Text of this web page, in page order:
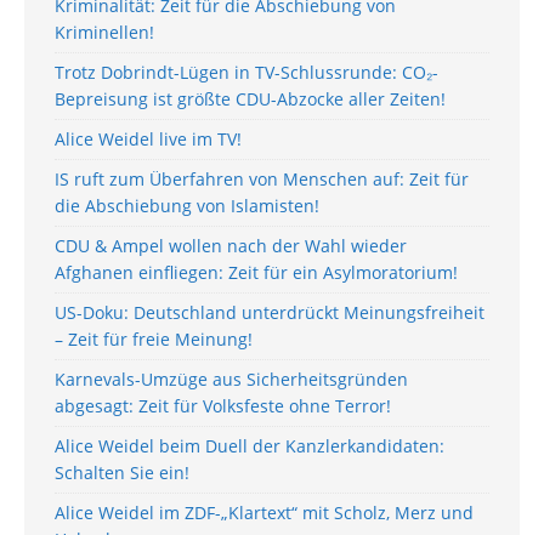
Kriminalität: Zeit für die Abschiebung von
Kriminellen!
Trotz Dobrindt-Lügen in TV-Schlussrunde: CO₂-
Bepreisung ist größte CDU-Abzocke aller Zeiten!
Alice Weidel live im TV!
IS ruft zum Überfahren von Menschen auf: Zeit für
die Abschiebung von Islamisten!
CDU & Ampel wollen nach der Wahl wieder
Afghanen einfliegen: Zeit für ein Asylmoratorium!
US-Doku: Deutschland unterdrückt Meinungsfreiheit
– Zeit für freie Meinung!
Karnevals-Umzüge aus Sicherheitsgründen
abgesagt: Zeit für Volksfeste ohne Terror!
Alice Weidel beim Duell der Kanzlerkandidaten:
Schalten Sie ein!
Alice Weidel im ZDF-„Klartext“ mit Scholz, Merz und